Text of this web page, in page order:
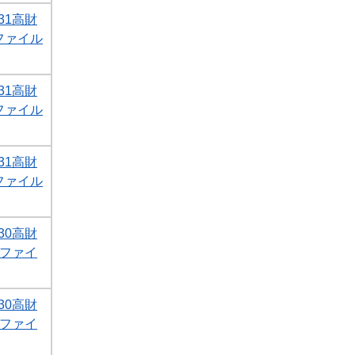
高財
ァイル
高財
ァイル
高財
ァイル
高財
ァイ
高財
ァイ